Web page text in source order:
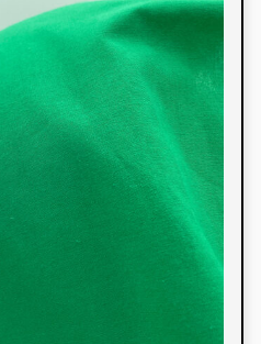
nossa identidade
tecidos e estampas
em colaboração
vida aos seus
extensa linha de
diferentes mercados.
ecológicos e
ser acabados em
digital.